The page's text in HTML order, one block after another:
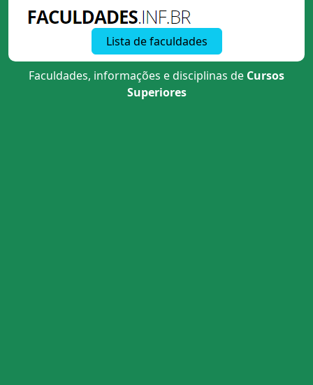
Lista de faculdades
Faculdades, informações e disciplinas de Cursos
Superiores